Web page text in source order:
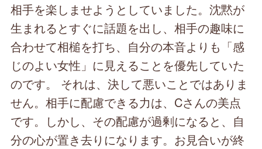
相手を楽しませようとしていました。沈黙が
生まれるとすぐに話題を出し、相手の趣味に
合わせて相槌を打ち、自分の本音よりも「感
じのよい女性」に見えることを優先していた
のです。 それは、決して悪いことではありま
せん。相手に配慮できる力は、Cさんの美点
です。しかし、その配慮が過剰になると、自
分の心が置き去りになります。お見合いが終